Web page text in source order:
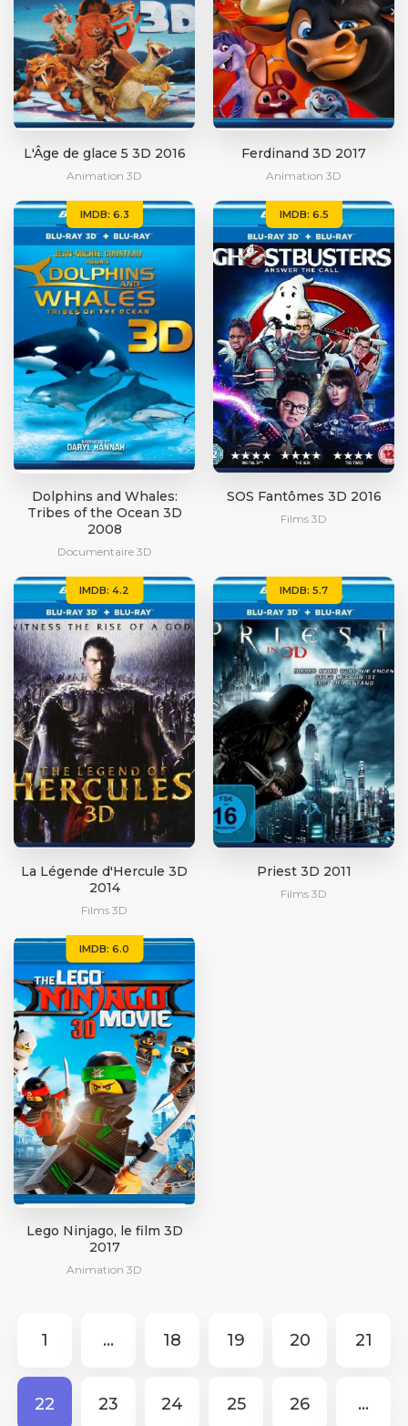
L'Âge de glace 5 3D 2016
Animation 3D
Ferdinand 3D 2017
Animation 3D
IMDB: 6.3
Dolphins and Whales:
Tribes of the Ocean 3D
2008
Documentaire 3D
IMDB: 6.5
SOS Fantômes 3D 2016
Films 3D
IMDB: 4.2
La Légende d'Hercule 3D
2014
Films 3D
IMDB: 5.7
Priest 3D 2011
Films 3D
IMDB: 6.0
Lego Ninjago, le film 3D
2017
Animation 3D
1 ... 18 19 20 21
22 23 24 25 26 ...